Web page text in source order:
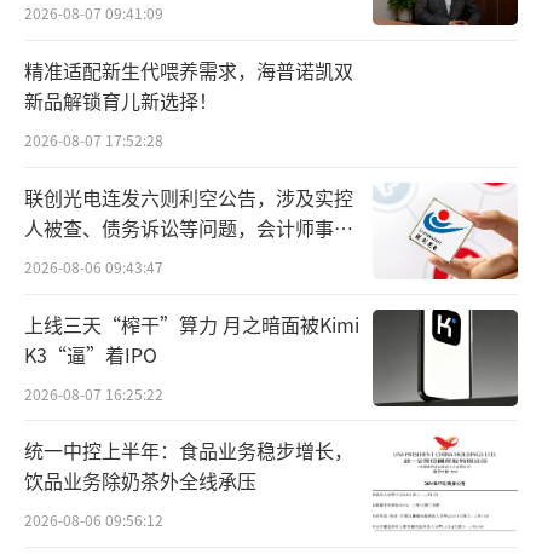
股价异动之际，*ST景峰的前景也似乎变得
愈发明朗。8月27日，公司公告称，经与意向方
商业谈判，最终确定以石药集团作为牵头投资
人的联合体为中选重整投资人。30日，*ST景峰
也称石药集团的两名重要人士成为公司的董
事。
值得一提的是，石药集团的意图其实也早
有苗头。
7月3日，在启动预重整计划之初，*ST景峰
就宣布两位董事——实控人叶湘武与副总裁毕元
辞职；取而代之的是，公司表示原石药集团两
位高管魏青杰及马学红履新在即，分别担任总
裁、财务负责人。
2026-08-07 09:41:09
精准适配新生代喂养需求，海普诺凯双
新品解锁育儿新选择！
2026-08-07 17:52:28
联创光电连发六则利空公告，涉及实控
人被查、债务诉讼等问题，会计师事务
所曾出具“保留意见”
2026-08-06 09:43:47
上线三天“榨干”算力 月之暗面被Kimi
K3“逼”着IPO
2026-08-07 16:25:22
统一中控上半年：食品业务稳步增长，
饮品业务除奶茶外全线承压
2026-08-06 09:56:12